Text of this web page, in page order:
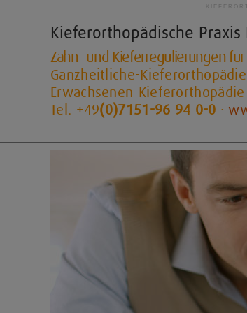
Kieferorthopädische Praxis
Zahn- und Kieferregulierungen
Ganzheitliche-Kieferorthopädie
Erwachsenen-Kieferorthopädie
Tel. +49(0)7151-96 94 0-0 ·